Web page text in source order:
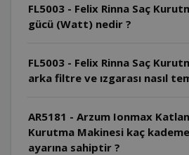
FL5003 - Felix Rinna Saç
gücü (Watt) nedir ?
FL5003 - Felix Rinna Saç
arka filtre ve ızgarası nasıl
AR5181 - Arzum Ionmax
Kurutma Makinesi kaç
ayarına sahiptir ?